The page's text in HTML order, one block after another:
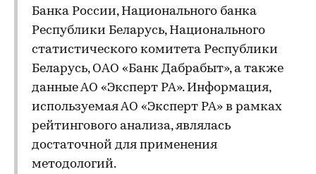
Банка России, Национального банка
Республики Беларусь, Национального
статистического комитета Республики
Беларусь, ОАО «Банк Дабрабыт», а также
данные АО «Эксперт РА». Информация,
используемая АО «Эксперт РА» в рамках
рейтингового анализа, являлась
достаточной для применения
методологий.